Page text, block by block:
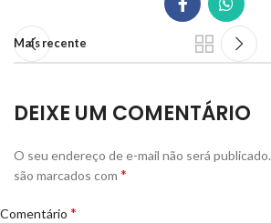
Mais recente
DEIXE UM COMENTÁRIO
O seu endereço de e-mail não será publicado.
são marcados com *
Comentário *